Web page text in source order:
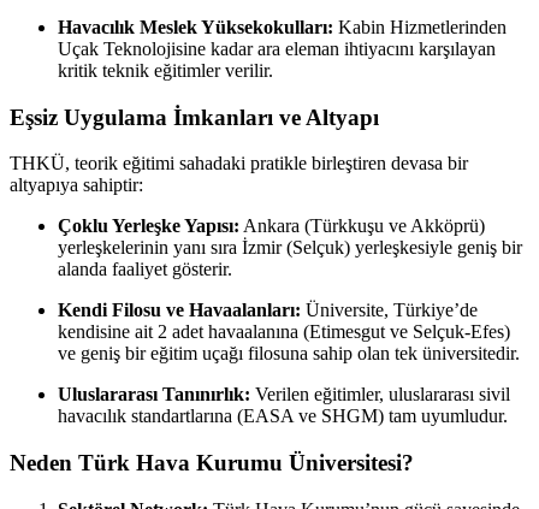
Havacılık Meslek Yüksekokulları: Kabin Hizmetlerinden
Uçak Teknolojisine kadar ara eleman ihtiyacını karşılayan
kritik teknik eğitimler verilir.
Eşsiz Uygulama İmkanları ve Altyapı
THKÜ, teorik eğitimi sahadaki pratikle birleştiren devasa bir
altyapıya sahiptir:
Çoklu Yerleşke Yapısı: Ankara (Türkkuşu ve Akköprü)
yerleşkelerinin yanı sıra İzmir (Selçuk) yerleşkesiyle geniş bir
alanda faaliyet gösterir.
Kendi Filosu ve Havaalanları: Üniversite, Türkiye’de
kendisine ait 2 adet havaalanına (Etimesgut ve Selçuk-Efes)
ve geniş bir eğitim uçağı filosuna sahip olan tek üniversitedir.
Uluslararası Tanınırlık: Verilen eğitimler, uluslararası sivil
havacılık standartlarına (EASA ve SHGM) tam uyumludur.
Neden Türk Hava Kurumu Üniversitesi?